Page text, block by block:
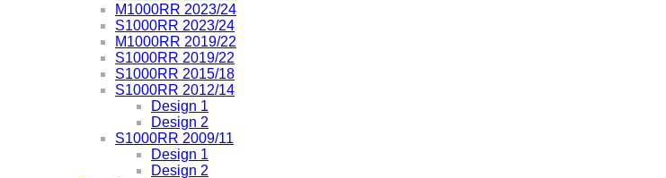
M1000RR 2023/24
S1000RR 2023/24
M1000RR 2019/22
S1000RR 2019/22
S1000RR 2015/18
S1000RR 2012/14
Design 1
Design 2
S1000RR 2009/11
Design 1
Design 2